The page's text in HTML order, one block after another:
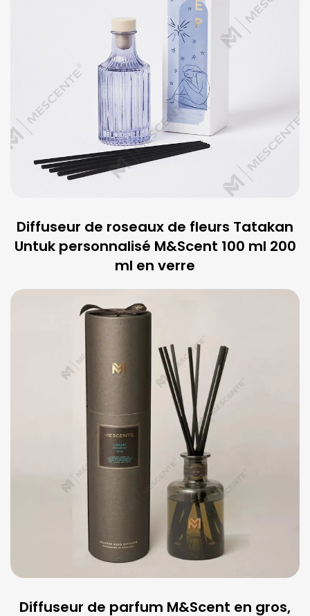
Diffuseur de roseaux de fleurs Tatakan
Untuk personnalisé M&Scent 100 ml 200
ml en verre
Diffuseur de parfum M&Scent en gros,